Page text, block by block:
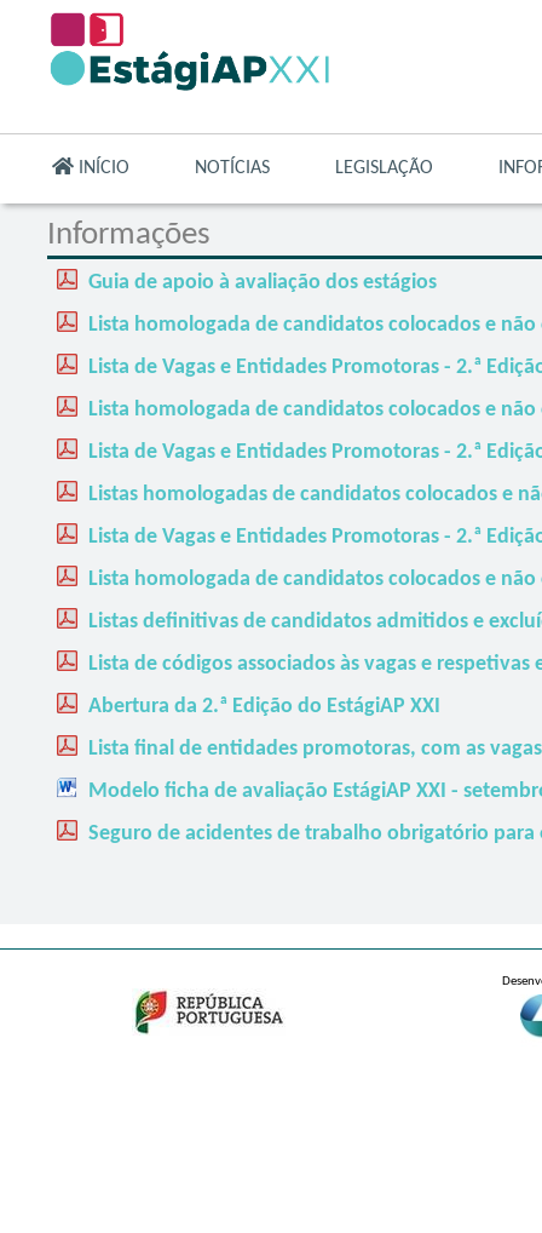
conteúdo
principal
INÍCIO NOTÍCIAS LEGISLAÇÃO
Informações
Guia de apoio à avaliação dos estágios
Lista homologada de candidatos colocados e não
Lista de Vagas e Entidades Promotoras - 2.ª
Lista homologada de candidatos colocados e não
Lista de Vagas e Entidades Promotoras - 2.ª
Listas homologadas de candidatos colocados e
Lista de Vagas e Entidades Promotoras - 2.ª
Lista homologada de candidatos colocados e não
Listas definitivas de candidatos admitidos e
Lista de códigos associados às vagas e
Abertura da 2.ª Edição do EstágiAP XXI
Lista final de entidades promotoras, com as
Modelo ficha de avaliação EstágiAP XXI -
Seguro de acidentes de trabalho obrigatório para